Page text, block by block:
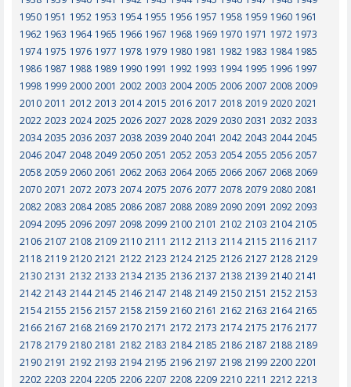
1950 1951 1952 1953 1954 1955 1956 1957 1958 1959 1960 1961
1962 1963 1964 1965 1966 1967 1968 1969 1970 1971 1972 1973
1974 1975 1976 1977 1978 1979 1980 1981 1982 1983 1984 1985
1986 1987 1988 1989 1990 1991 1992 1993 1994 1995 1996 1997
1998 1999 2000 2001 2002 2003 2004 2005 2006 2007 2008 2009
2010 2011 2012 2013 2014 2015 2016 2017 2018 2019 2020 2021
2022 2023 2024 2025 2026 2027 2028 2029 2030 2031 2032 2033
2034 2035 2036 2037 2038 2039 2040 2041 2042 2043 2044 2045
2046 2047 2048 2049 2050 2051 2052 2053 2054 2055 2056 2057
2058 2059 2060 2061 2062 2063 2064 2065 2066 2067 2068 2069
2070 2071 2072 2073 2074 2075 2076 2077 2078 2079 2080 2081
2082 2083 2084 2085 2086 2087 2088 2089 2090 2091 2092 2093
2094 2095 2096 2097 2098 2099 2100 2101 2102 2103 2104 2105
2106 2107 2108 2109 2110 2111 2112 2113 2114 2115 2116 2117
2118 2119 2120 2121 2122 2123 2124 2125 2126 2127 2128 2129
2130 2131 2132 2133 2134 2135 2136 2137 2138 2139 2140 2141
2142 2143 2144 2145 2146 2147 2148 2149 2150 2151 2152 2153
2154 2155 2156 2157 2158 2159 2160 2161 2162 2163 2164 2165
2166 2167 2168 2169 2170 2171 2172 2173 2174 2175 2176 2177
2178 2179 2180 2181 2182 2183 2184 2185 2186 2187 2188 2189
2190 2191 2192 2193 2194 2195 2196 2197 2198 2199 2200 2201
2202 2203 2204 2205 2206 2207 2208 2209 2210 2211 2212 2213